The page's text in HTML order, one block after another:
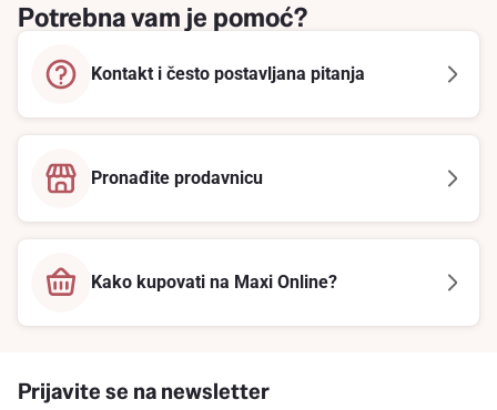
Potrebna vam je pomoć?
Kontakt i često postavljana pitanja
Pronađite prodavnicu
Kako kupovati na Maxi Online?
Prijavite se na newsletter